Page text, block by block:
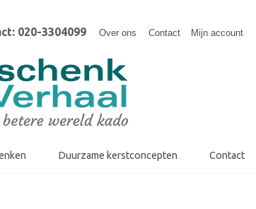
020-3304099 Over ons Contact Mijn account
Duurzame kerstconcepten Contact